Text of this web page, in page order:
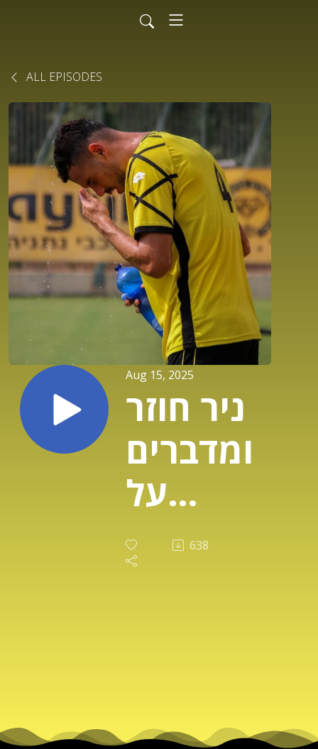
ALL EPISODES
Aug 15, 2025
ניר חוזר
ומדברים
על
המצב
638